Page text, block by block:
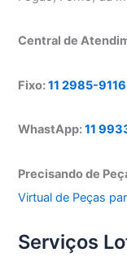
Central de
Fixo:11 2985-9116
WhastApp:11
Precisando de
Virtual de Peças
Serviços